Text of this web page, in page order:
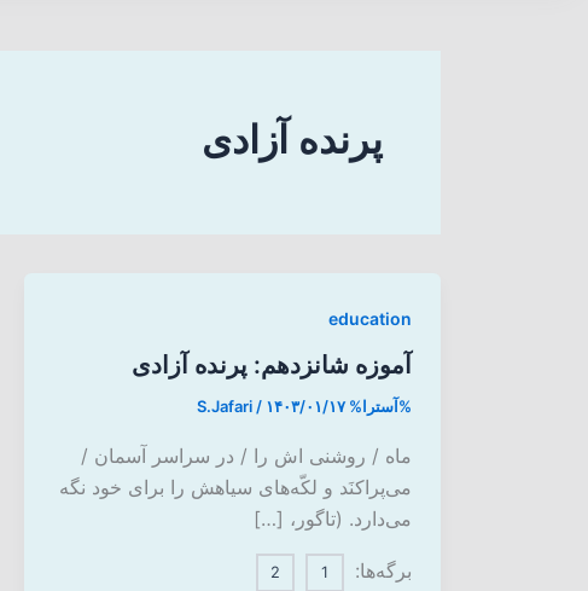
پرنده آزادی
education
آموزه شانزدهم: پرنده آزادی
%آسترا% S.Jafari / ۱۴۰۳/۰۱/۱۷
ماه / روشنی اش را / در سراسر آسمان /
‌می‌پراکنَد و لکّه‌های سیاهش را برای خود نگه
می‌دارد. (تاگور، […]
برگه‌ها: 1
2